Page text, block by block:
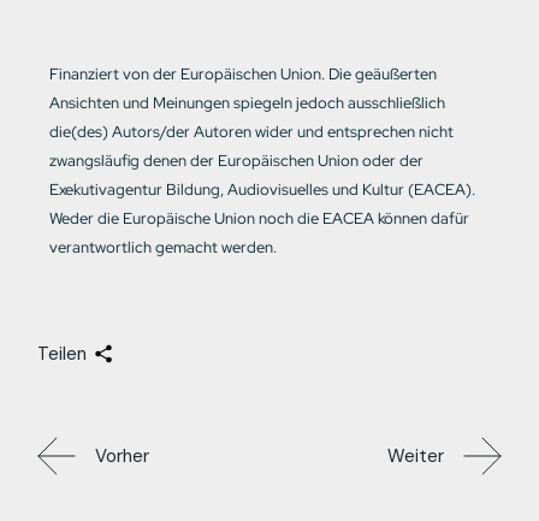
Finanziert von der Europäischen Union. Die geäußerten
Ansichten und Meinungen spiegeln jedoch ausschließlich
die(des) Autors/der Autoren wider und entsprechen nicht
zwangsläufig denen der Europäischen Union oder der
Exekutivagentur Bildung, Audiovisuelles und Kultur (EACEA).
Weder die Europäische Union noch die EACEA können dafür
verantwortlich gemacht werden.
Teilen
Vorher Weiter